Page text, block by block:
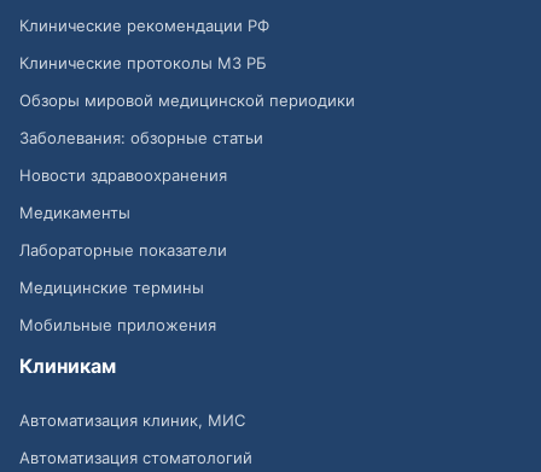
Клинические рекомендации РФ
Клинические протоколы МЗ РБ
Обзоры мировой медицинской периодики
Заболевания: обзорные статьи
Новости здравоохранения
Медикаменты
Лабораторные показатели
Медицинские термины
Мобильные приложения
Клиникам
Автоматизация клиник, МИС
Автоматизация стоматологий